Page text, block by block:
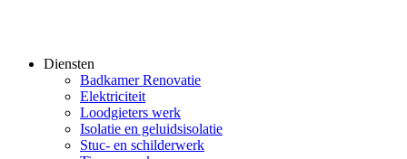
Diensten
Badkamer Renovatie
Elektriciteit
Loodgieters werk
Isolatie en geluidsisolatie
Stuc- en schilderwerk